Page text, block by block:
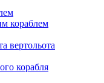
кораблем
вертольота
корабля